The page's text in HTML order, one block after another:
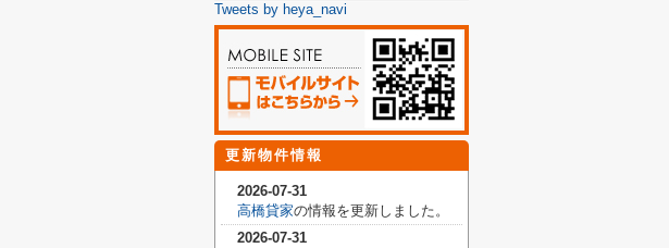
Tweets by heya_navi
更新物件情報
2026-07-31
高橋貸家の情報を更新しました。
2026-07-31